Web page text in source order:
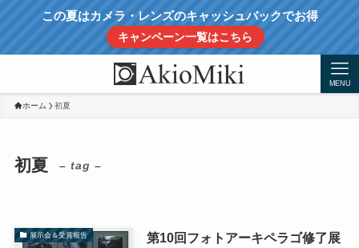
この夏はカメラ・レンズのキャッシュバックでお得
キャンペーン一覧はこちら
MENU
ホーム 初夏
初夏 – tag –
展示会＆受賞報告
第10回フォトアーキペラゴ修了展